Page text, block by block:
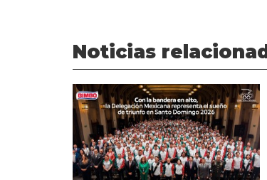
Noticias